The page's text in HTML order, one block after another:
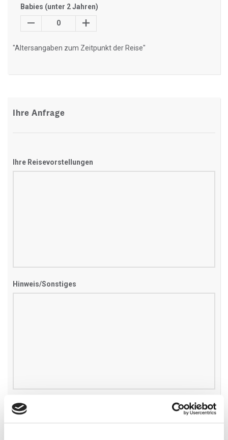
Babies (unter 2 Jahren)
0
"Altersangaben zum Zeitpunkt der Reise"
Ihre Anfrage
Ihre Reisevorstellungen
Hinweis/Sonstiges